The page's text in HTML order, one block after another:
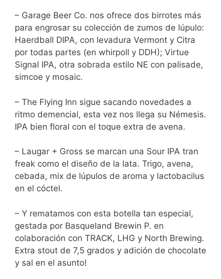
– Garage Beer Co. nos ofrece dos birrotes más
para engrosar su colección de zumos de lúpulo:
Haerdball DIPA, con levadura Vermont y Citra
por todas partes (en whirpoll y DDH); Virtue
Signal IPA, otra sobrada estilo NE con palisade,
simcoe y mosaic.
– The Flying Inn sigue sacando novedades a
ritmo demencial, esta vez nos llega su Némesis.
IPA bien floral con el toque extra de avena.
– Laugar + Gross se marcan una Sour IPA tran
freak como el diseño de la lata. Trigo, avena,
cebada, mix de lúpulos de aroma y lactobacilus
en el cóctel.
– Y rematamos con esta botella tan especial,
gestada por Basqueland Brewin P. en
colaboración con TRACK, LHG y North Brewing.
Extra stout de 7,5 grados y adición de chocolate
y sal en el asunto!